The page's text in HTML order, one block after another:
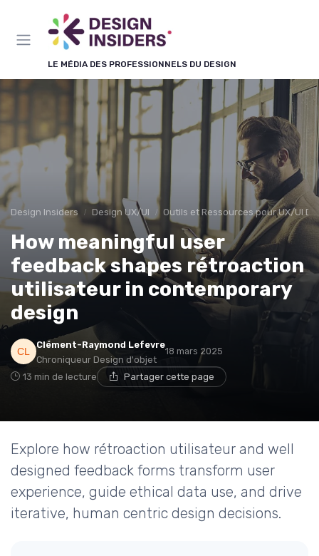
LE MÉDIA DES PROFESSIONNELS DU DESIGN
Design Insiders Design UX/UI Outils et Ressources pour UX/UI
How meaningful user
feedback shapes rétroaction
utilisateur in contemporary
design
Clément-Raymond Lefevre
Chroniqueur Design d'objet
18 mars 2025
13 min de lecture Partager cette page
Explore how rétroaction utilisateur and well
designed feedback forms transform user
experience, guide ethical data use, and drive
iterative, human centric design decisions.